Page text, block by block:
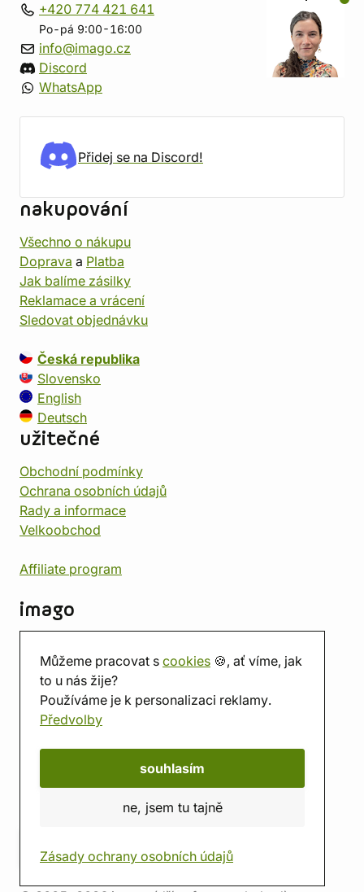
Můžeme pracovat s cookies 🍪, ať víme, jak
to u nás žije?
Používáme je k personalizaci reklamy.
Předvolby
souhlasím
ne, jsem tu tajně
Zásady ochrany osobních údajů
+420 774 421 641
Po-pá 9:00-16:00
info@imago.cz
Discord
WhatsApp
Přidej se na Discord!
nakupování
Všechno o nákupu
Doprava a Platba
Jak balíme zásilky
Reklamace a vrácení
Sledovat objednávku
Česká republika
Slovensko
English
Deutsch
užitečné
Obchodní podmínky
Ochrana osobních údajů
Rady a informace
Velkoobchod
Affiliate program
imago
Prodejna
Herna
O nás
Hodnocení obchodu